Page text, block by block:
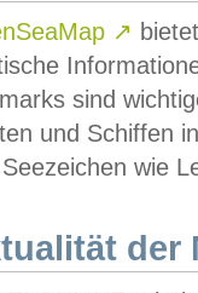
↗
sind
und Schiffen
wie
der